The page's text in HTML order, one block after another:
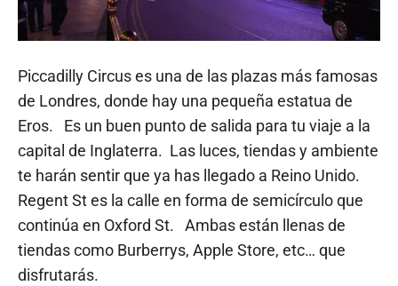
Piccadilly Circus es una de las plazas más famosas
de Londres, donde hay una pequeña estatua de
Eros. Es un buen punto de salida para tu viaje a la
capital de Inglaterra. Las luces, tiendas y ambiente
te harán sentir que ya has llegado a Reino Unido.
Regent St es la calle en forma de semicírculo que
continúa en Oxford St. Ambas están llenas de
tiendas como Burberrys, Apple Store, etc… que
disfrutarás.